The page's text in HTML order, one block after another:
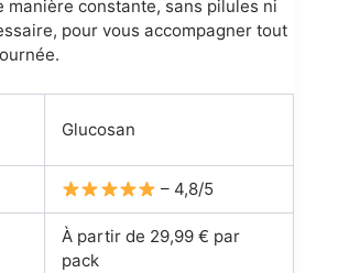
manière constante, sans pilules ni
pour vous accompagner tout
Glucosan
– 4,8/5
À partir de 29,99 € par
pack